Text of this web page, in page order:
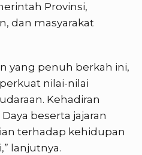
Provinsi,
dan masyarakat
yang penuh berkah ini,
nilai-nilai
Kehadiran
beserta jajaran
terhadap kehidupan
lanjutnya.